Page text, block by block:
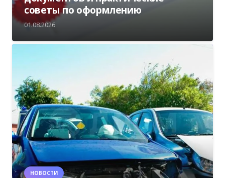
советы по оформлению
01.08.2026
НОВОСТИ